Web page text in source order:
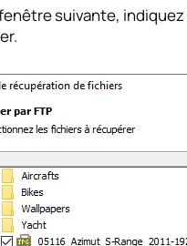
suivante,